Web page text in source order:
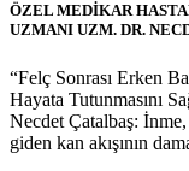
ÖZEL MEDİKAR
UZMANI UZM. DR.
“Felç Sonrası Erken
Hayata Tutunmasını
Necdet Çatalbaş:
giden kan akışının